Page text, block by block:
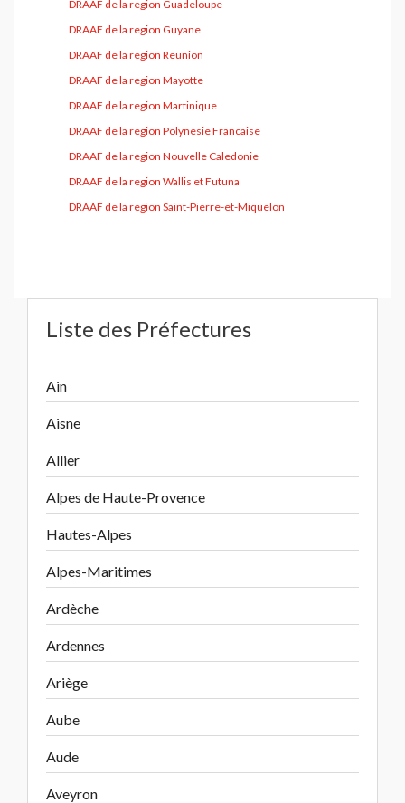
DRAAF de la region Guadeloupe
DRAAF de la region Guyane
DRAAF de la region Reunion
DRAAF de la region Mayotte
DRAAF de la region Martinique
DRAAF de la region Polynesie Francaise
DRAAF de la region Nouvelle Caledonie
DRAAF de la region Wallis et Futuna
DRAAF de la region Saint-Pierre-et-Miquelon
Liste des Préfectures
Ain
Aisne
Allier
Alpes de Haute-Provence
Hautes-Alpes
Alpes-Maritimes
Ardèche
Ardennes
Ariège
Aube
Aude
Aveyron